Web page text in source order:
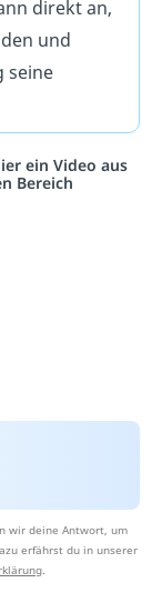
direkt an,
und
seine
ein Video aus
Bereich
wir deine Antwort, um
erfährst du in unserer